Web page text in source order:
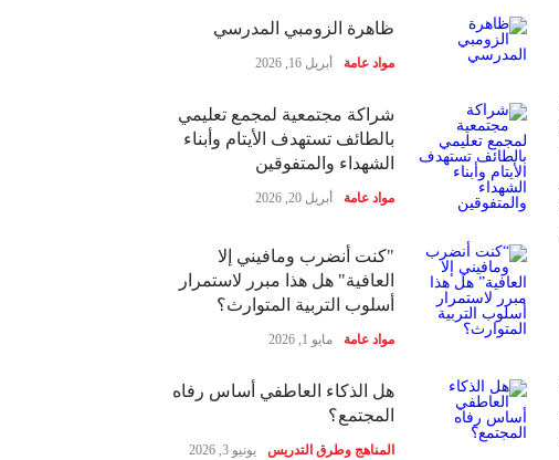
ظاهرة الزومبي المدرسي
مواد عامة أبريل 16, 2026
شراكة مجتمعية لمجمع تعليمي
بالطائف تستهدف الأيتام وأبناء
الشهداء والمتفوقين
مواد عامة أبريل 20, 2026
"كنت أنضرب ومافيني إلا
العافية" هل هذا مبرر لاستمرار
أسلوب التربية المتوارث؟
مواد عامة مايو 1, 2026
هل الذكاء العاطفي أساس رفاه
المجتمع؟
المناهج وطرق التدريس يونيو 3, 2026